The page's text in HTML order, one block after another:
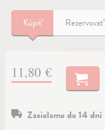
Kúpiť
11,80 €
Zasielame do 14 dní